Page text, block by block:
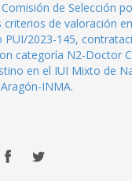
de Selección
criterios de valoración
PUI/2023-145,
categoría N2-Doctor
en el IUI Mixto de
INMA.